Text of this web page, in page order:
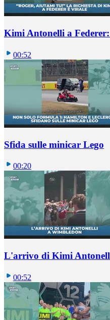
Kimi Antonelli a
00:52
Sfida sulle minicar Lego
00:20
L'arrivo di Kimi
00:52